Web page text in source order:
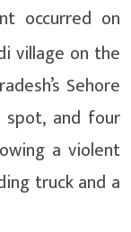
occurred on
village on the
Sehore
and four
a violent
truck and a